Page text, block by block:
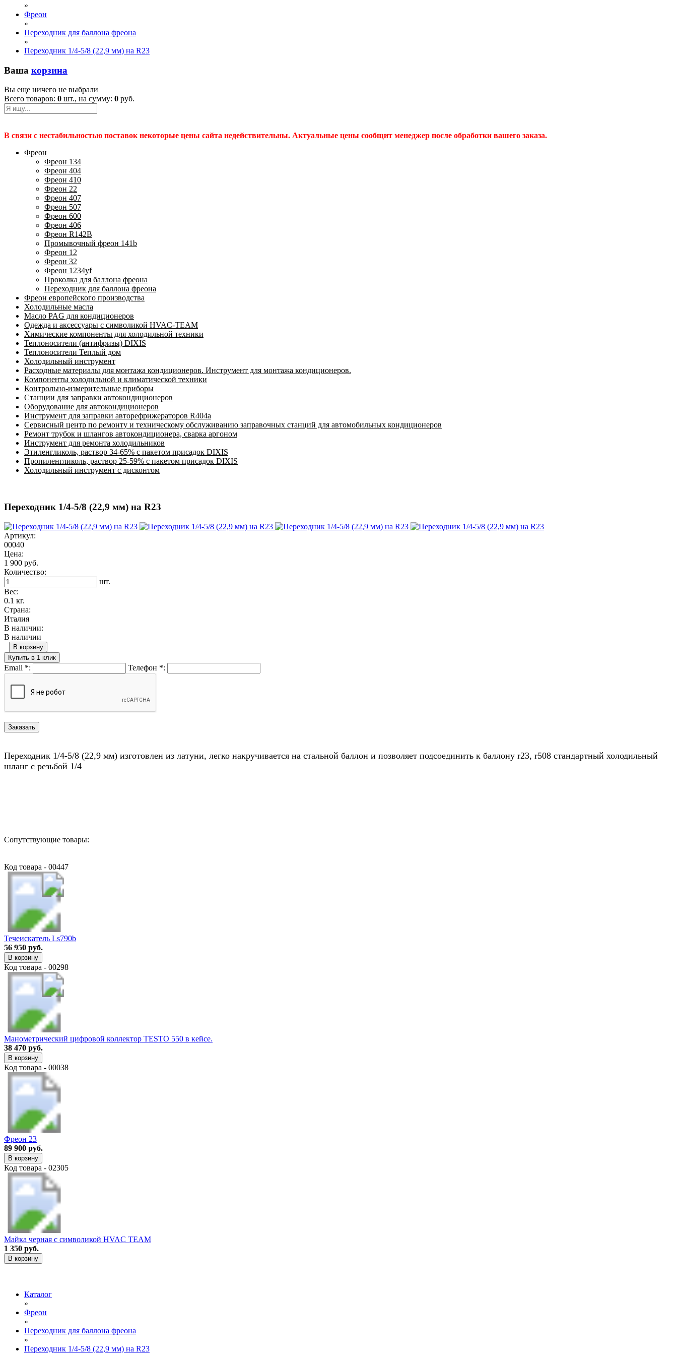
»
Фреон
»
Переходник для баллона фреона
»
Переходник 1/4-5/8 (22,9 мм) на R23
Ваша корзина
Вы еще ничего не выбрали
Всего товаров: 0 шт., на сумму: 0 руб.
В связи с нестабильностью поставок некоторые цены сайта недействительны. Актуальные цены сообщит менеджер после обработки вашего заказа.
Фреон
Фреон 134
Фреон 404
Фреон 410
Фреон 22
Фреон 407
Фреон 507
Фреон 600
Фреон 406
Фреон R142B
Промывочный фреон 141b
Фреон 12
Фреон 32
Фреон 1234yf
Проколка для баллона фреона
Переходник для баллона фреона
Фреон европейского производства
Холодильные масла
Масло PAG для кондиционеров
Одежда и аксессуары с символикой HVAC-TEAM
Химические компоненты для холодильной техники
Теплоносители (антифризы) DIXIS
Теплоносители Теплый дом
Холодильный инструмент
Расходные материалы для монтажа кондиционеров. Инструмент для монтажа кондиционеров.
Компоненты холодильной и климатической техники
Контрольно-измерительные приборы
Станции для заправки автокондиционеров
Оборудование для автокондиционеров
Инструмент для заправки авторефрижераторов R404a
Сервисный центр по ремонту и техническому обслуживанию заправочных станций для автомобильных кондиционеров
Ремонт трубок и шлангов автокондиционера, сварка аргоном
Инструмент для ремонта холодильников
Этиленгликоль, раствор 34-65% с пакетом присадок DIXIS
Пропиленгликоль, раствор 25-59% с пакетом присадок DIXIS
Холодильный инструмент с дисконтом
Переходник 1/4-5/8 (22,9 мм) на R23
Артикул:
00040
Цена:
1 900 руб.
Количество:
шт.
Вес:
0.1 кг.
Страна:
Италия
В наличии:
В наличии
В корзину
Купить в 1 клик
Email *: Телефон *:
Переходник 1/4-5/8 (22,9 мм) изготовлен из латуни, легко накручивается на стальной баллон и позволяет подсоединить к баллону r23, r508 стандартный холодильный
шланг с резьбой 1/4
Сопутствующие товары:
Код товара - 00447
Течеискатель Ls790b
56 950 руб.
В корзину
Код товара - 00298
Манометрический цифровой коллектор TESTO 550 в кейсе.
38 470 руб.
В корзину
Код товара - 00038
Фреон 23
89 900 руб.
В корзину
Код товара - 02305
Майка черная с символикой HVAC TEAM
1 350 руб.
В корзину
Каталог
»
Фреон
»
Переходник для баллона фреона
»
Переходник 1/4-5/8 (22,9 мм) на R23